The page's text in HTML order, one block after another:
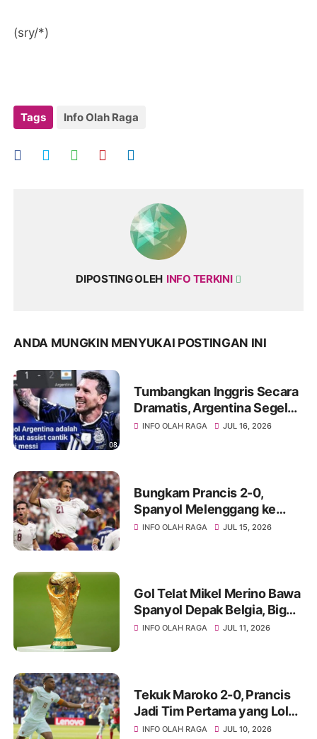
(sry/*)
Tags Info Olah Raga
DIPOSTING OLEH INFO TERKINI
ANDA MUNGKIN MENYUKAI POSTINGAN INI
Tumbangkan Inggris Secara
Dramatis, Argentina Segel
Tiket Final Piala Dunia 2026!
INFO OLAH RAGA JUL 16, 2026
Bungkam Prancis 2-0,
Spanyol Melenggang ke
Final Piala Dunia 2026
INFO OLAH RAGA JUL 15, 2026
Gol Telat Mikel Merino Bawa
Spanyol Depak Belgia, Big
Match Kontra Prancis
INFO OLAH RAGA JUL 11, 2026
Tekuk Maroko 2-0, Prancis
Jadi Tim Pertama yang Lolos
ke Semifinal Piala Dunia
INFO OLAH RAGA JUL 10, 2026